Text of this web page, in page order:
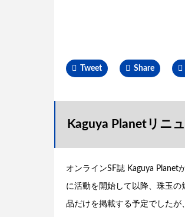
Tweet Share
Kaguya Planetリニ
オンラインSF誌 Kaguya Planet
に活動を開始して以降、珠玉
品だけを掲載する予定でした